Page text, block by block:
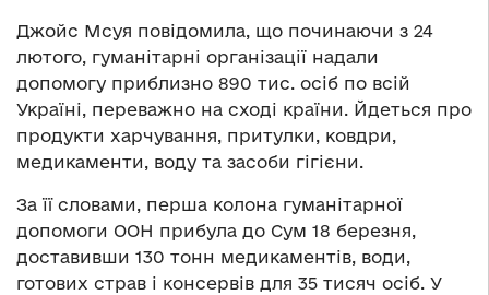
Джойс Мсуя повідомила, що починаючи з 24
лютого, гуманітарні організації надали
допомогу приблизно 890 тис. осіб по всій
Україні, переважно на сході країни. Йдеться про
продукти харчування, притулки, ковдри,
медикаменти, воду та засоби гігієни.
За її словами, перша колона гуманітарної
допомоги ООН прибула до Сум 18 березня,
доставивши 130 тонн медикаментів, води,
готових страв і консервів для 35 тисяч осіб. У